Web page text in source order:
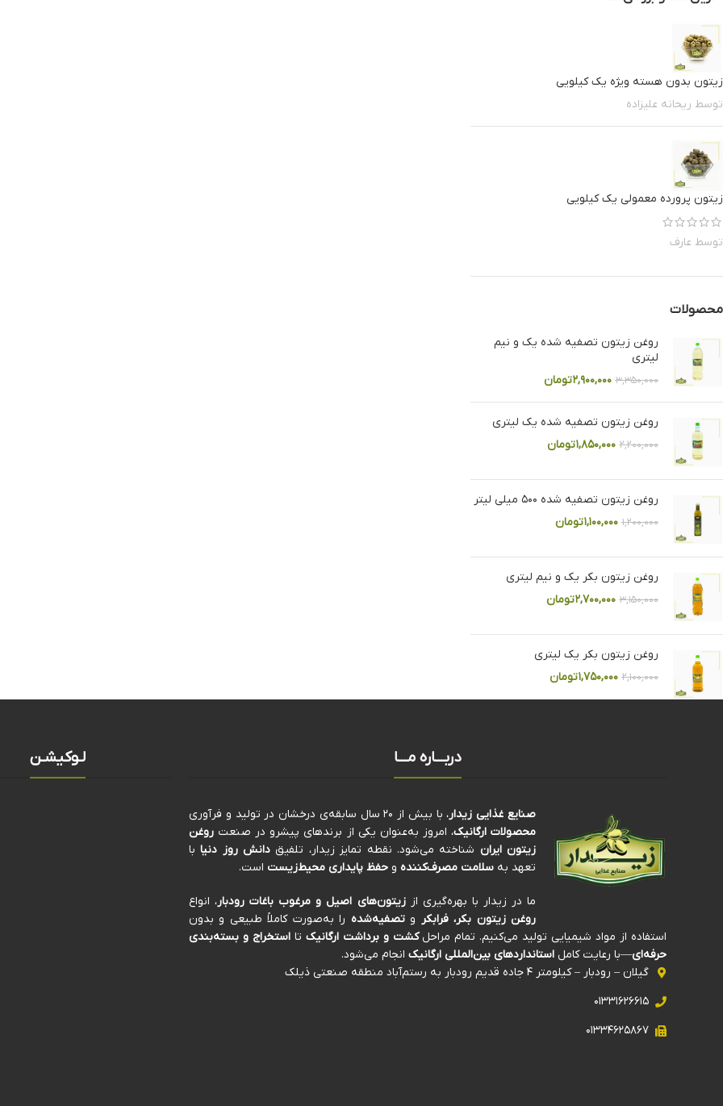
زیتون بدون هسته ویژه یک کیلویی
توسط ریحانه علیزاده
زیتون پرورده معمولی یک کیلویی
توسط عارف
محصولات
روغن زیتون تصفیه شده یک و نیم
لیتری
۳,۳۵۰,۰۰۰ ۲,۹۰۰,۰۰۰تومان
روغن زیتون تصفیه شده یک لیتری
۲,۲۰۰,۰۰۰ ۱,۸۵۰,۰۰۰تومان
روغن زیتون تصفیه شده ۵۰۰ میلی لیتر
۱,۲۰۰,۰۰۰ ۱,۱۰۰,۰۰۰تومان
روغن زیتون بکر یک و نیم لیتری
۳,۱۵۰,۰۰۰ ۲,۷۰۰,۰۰۰تومان
روغن زیتون بکر یک لیتری
۲,۱۰۰,۰۰۰ ۱,۷۵۰,۰۰۰تومان
دربـــاره مـــا
صنایع غذایی زیدار، با بیش از ۲۰ سال سابقه‌ی درخشان در تولید و فرآوری
محصولات ارگانیک، امروز به‌عنوان یکی از برندهای پیشرو در صنعت روغن
زیتون ایران شناخته می‌شود. نقطه تمایز زیدار، تلفیق دانش روز دنیابا
تعهد به سلامت مصرف‌کننده و حفظ پایداری محیط‌زیست است.
ما در زیدار با بهره‌گیری اززیتون‌های اصیل و مرغوب باغات رودبار، انواع
روغن زیتون بکر، فرابکر وتصفیه‌شده را به‌صورت کاملاً طبیعی و بدون
استفاده از مواد شیمیایی تولید می‌کنیم. تمام مراحلکشت و برداشت ارگانیک تااستخراج و بسته‌بندی
حرفه‌ای—با رعایت کامل استانداردهای بین‌المللی ارگانیک انجام می‌شود.
گیلان – رودبار – کیلومتر ۴ جاده قدیم رودبار به رستم‌آباد منطقه صنعتی ذیلک
۰۱۳۳۱۶۲۶۶۱۵
۰۱۳۳۴۶۲۵۸۶۷
لـوکیشـن